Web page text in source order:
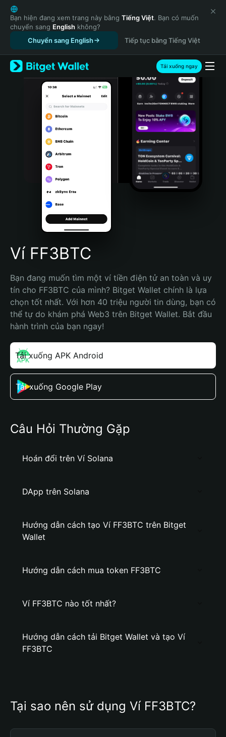
English
日本語
Tiếng Việt
Русский
Español (Latinoamérica)
Türkçe
Italiano
Português (Portugal)
Bahasa Indonesia
Português (Brasil)
Español (Argentina)
Bạn hiện đang xem trang này bằng Tiếng Việt. Bạn có muốn
chuyển sang English không?
Chuyển sang English
Tiếp tục bằng Tiếng Việt
Tải xuống ngay
Ví FF3BTC
Bạn đang muốn tìm một ví tiền điện tử an toàn và uy
tín cho FF3BTC của mình? Bitget Wallet chính là lựa
chọn tốt nhất. Với hơn 40 triệu người tin dùng, bạn có
thể tự do khám phá Web3 trên Bitget Wallet. Bắt đầu
hành trình của bạn ngay!
Tải xuống APK Android
Tải xuống Google Play
Câu Hỏi Thường Gặp
Hoán đổi trên Ví Solana
DApp trên Solana
Hướng dẫn cách tạo Ví FF3BTC trên Bitget
Wallet
Hướng dẫn cách mua token FF3BTC
Ví FF3BTC nào tốt nhất?
Hướng dẫn cách tải Bitget Wallet và tạo Ví
FF3BTC
Tại sao nên sử dụng Ví FF3BTC?